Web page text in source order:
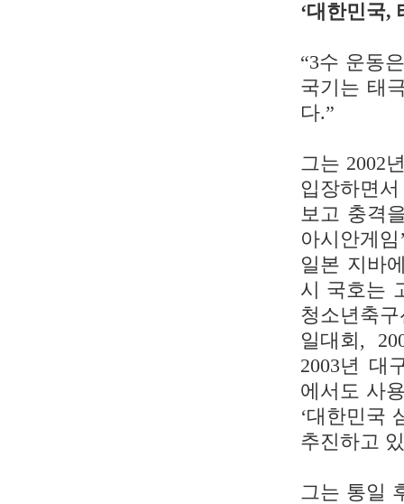
‘대한민국,
“3수 운동
국기는 태
다.”
그는 2002
입장하면
보고 충격
아시안게
일본 지바
시 국호는
청소년축
일대회,
2003년 대
에서도 사
‘대한민국
추진하고
그는 통일